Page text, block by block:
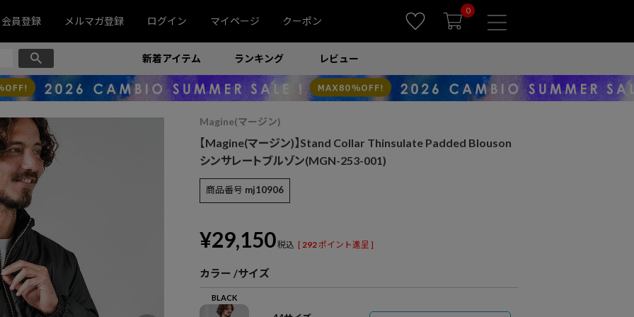
会員登録 メルマガ登録 ログイン マイページ クーポン
0
新着アイテム ランキング レビュー
Magine(マージン)
【Magine(マージン)】Stand Collar Thinsulate Padded Blouson
シンサレートブルゾン(MGN-253-001)
商品番号 mj10906
¥29,150税込 [292ポイント進呈 ]
カラー サイズ
BLACK